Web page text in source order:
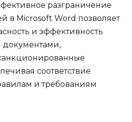
разграничение
в Microsoft Word позволяет
и эффективность
соответствие
и требованиям